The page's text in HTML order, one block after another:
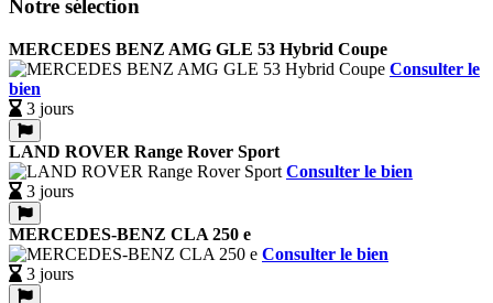
Notre sélection
MERCEDES BENZ AMG GLE 53 Hybrid Coupe
Consulter le
bien
3 jours
LAND ROVER Range Rover Sport
Consulter le bien
3 jours
MERCEDES-BENZ CLA 250 e
Consulter le bien
3 jours